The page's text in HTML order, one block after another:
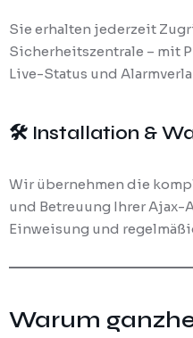
Sie erhalten jederzeit
Sicherheitszentrale – mit
Live-Status und
🛠️ Installation &
Wir übernehmen die
und Betreuung Ihrer Ajax-
Einweisung und
Warum